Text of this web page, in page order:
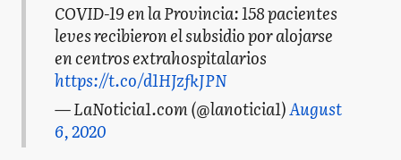
COVID-19 en la Provincia: 158 pacientes
leves recibieron el subsidio por alojarse
en centros extrahospitalarios
https://t.co/d1HJzfkJPN
— LaNoticia1.com (@lanoticia1)August
6, 2020